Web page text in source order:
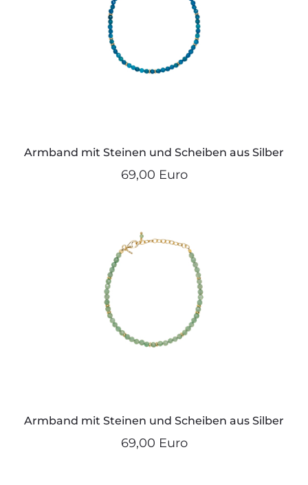
Armband mit Steinen und Scheiben aus Silber
69,00 Euro
Armband mit Steinen und Scheiben aus Silber
69,00 Euro